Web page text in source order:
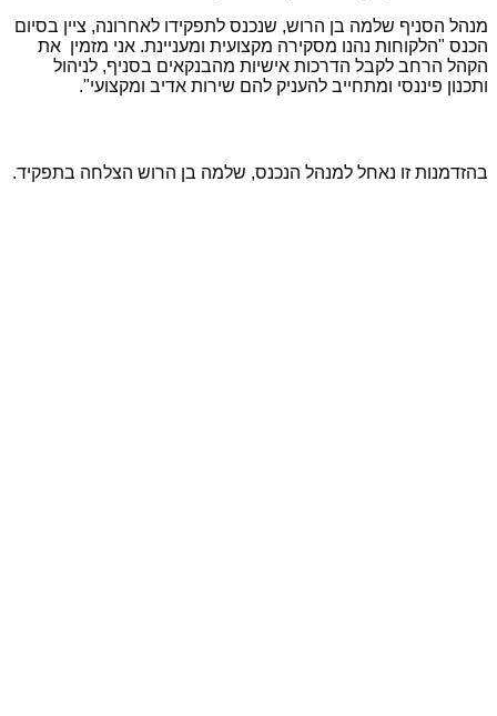
מנהל הסניף שלמה בן הרוש, שנכנס לתפקידו לאחרונה, ציין בסיום
הכנס "הלקוחות נהנו מסקירה מקצועית ומעניינת. אני מזמין את
הקהל הרחב לקבל הדרכות אישיות מהבנקאים בסניף, לניהול
ותכנון פיננסי ומתחייב להעניק להם שירות אדיב ומקצועי".
בהזדמנות זו נאחל למנהל הנכנס, שלמה בן הרוש הצלחה בתפקיד.